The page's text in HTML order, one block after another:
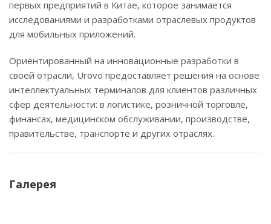
первых предприятий в Китае, которое занимается
исследованиями и разработками отраслевых продуктов
для мобильных приложений.
Ориентированный на инновационные разработки в
своей отрасли, Urovo предоставляет решения на основе
интеллектуальных терминалов для клиентов различных
сфер деятельности: в логистике, розничной торговле,
финансах, медицинском обслуживании, производстве,
правительстве, транспорте и других отраслях.
Галерея